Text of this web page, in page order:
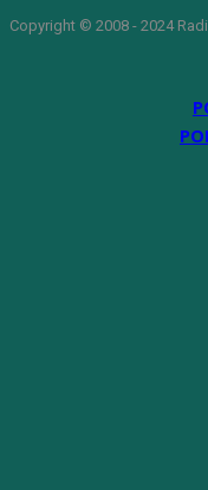
Copyright © 2008 - 2024